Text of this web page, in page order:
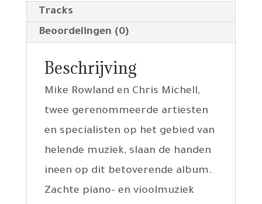
Tracks
Beoordelingen (0)
Beschrijving
Mike Rowland en Chris Michell,
twee gerenommeerde artiesten
en specialisten op het gebied van
helende muziek, slaan de handen
ineen op dit betoverende album.
Zachte piano- en vioolmuziek